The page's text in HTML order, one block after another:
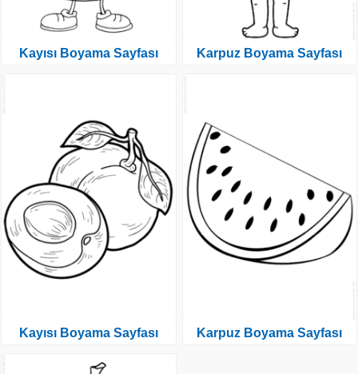
Kayısı Boyama Sayfası
Kayısı Boyama Sayfası
Karpuz Boyama Sayfası
Karpuz Boyama Sayfası